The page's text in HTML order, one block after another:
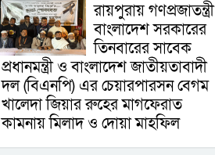
রায়পুরায় গণপ্রজাতন্ত্রী
বাংলাদেশ সরকারের
তিনবারের সাবেক
প্রধানমন্ত্রী ও বাংলাদেশ জাতীয়তাবাদী
দল (বিএনপি) এর চেয়ারপারসন বেগম
খালেদা জিয়ার রুহের মাগফেরাত
কামনায় মিলাদ ও দোয়া মাহফিল